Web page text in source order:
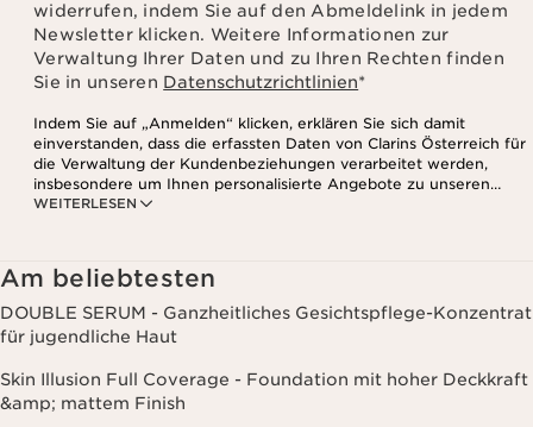
widerrufen, indem Sie auf den Abmeldelink in jedem
Newsletter klicken. Weitere Informationen zur
Verwaltung Ihrer Daten und zu Ihren Rechten finden
Sie in unseren Datenschutzrichtlinien*
WEITERLESEN
Indem Sie auf „Anmelden“ klicken, erklären Sie sich damit
einverstanden, dass die erfassten Daten von Clarins Österreich für
die Verwaltung der Kundenbeziehungen verarbeitet werden,
insbesondere um Ihnen personalisierte Angebote zu unseren
Produkten und Dienstleistungen entsprechend Ihrem
Websites Dritter, sowie für analytische Zwecke.
Am beliebtesten
DOUBLE SERUM - Ganzheitliches Gesichtspflege-Konzentrat
für jugendliche Haut
Skin Illusion Full Coverage - Foundation mit hoher Deckkraft
&amp; mattem Finish